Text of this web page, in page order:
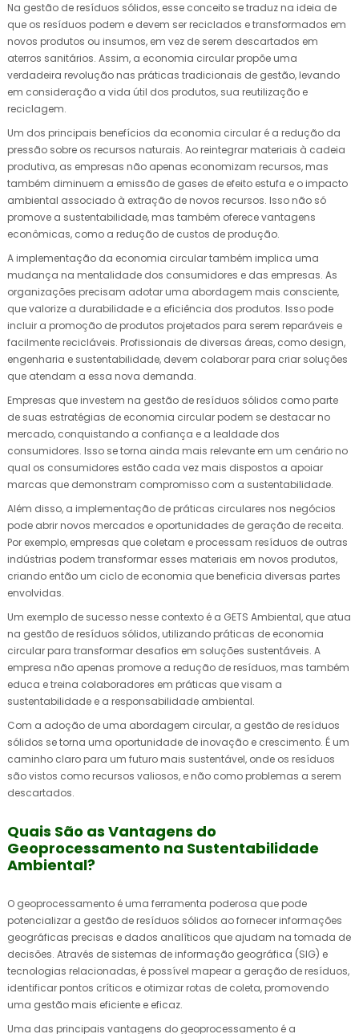
Na gestão de resíduos sólidos, esse conceito se traduz na ideia de
que os resíduos podem e devem ser reciclados e transformados em
novos produtos ou insumos, em vez de serem descartados em
aterros sanitários. Assim, a economia circular propõe uma
verdadeira revolução nas práticas tradicionais de gestão, levando
em consideração a vida útil dos produtos, sua reutilização e
reciclagem.
Um dos principais benefícios da economia circular é a redução da
pressão sobre os recursos naturais. Ao reintegrar materiais à cadeia
produtiva, as empresas não apenas economizam recursos, mas
também diminuem a emissão de gases de efeito estufa e o impacto
ambiental associado à extração de novos recursos. Isso não só
promove a sustentabilidade, mas também oferece vantagens
econômicas, como a redução de custos de produção.
A implementação da economia circular também implica uma
mudança na mentalidade dos consumidores e das empresas. As
organizações precisam adotar uma abordagem mais consciente,
que valorize a durabilidade e a eficiência dos produtos. Isso pode
incluir a promoção de produtos projetados para serem reparáveis e
facilmente recicláveis. Profissionais de diversas áreas, como design,
engenharia e sustentabilidade, devem colaborar para criar soluções
que atendam a essa nova demanda.
Empresas que investem na gestão de resíduos sólidos como parte
de suas estratégias de economia circular podem se destacar no
mercado, conquistando a confiança e a lealdade dos
consumidores. Isso se torna ainda mais relevante em um cenário no
qual os consumidores estão cada vez mais dispostos a apoiar
marcas que demonstram compromisso com a sustentabilidade.
Além disso, a implementação de práticas circulares nos negócios
pode abrir novos mercados e oportunidades de geração de receita.
Por exemplo, empresas que coletam e processam resíduos de outras
indústrias podem transformar esses materiais em novos produtos,
criando então um ciclo de economia que beneficia diversas partes
envolvidas.
Um exemplo de sucesso nesse contexto é a GETS Ambiental, que atua
na gestão de resíduos sólidos, utilizando práticas de economia
circular para transformar desafios em soluções sustentáveis. A
empresa não apenas promove a redução de resíduos, mas também
educa e treina colaboradores em práticas que visam a
sustentabilidade e a responsabilidade ambiental.
Com a adoção de uma abordagem circular, a gestão de resíduos
sólidos se torna uma oportunidade de inovação e crescimento. É um
caminho claro para um futuro mais sustentável, onde os resíduos
são vistos como recursos valiosos, e não como problemas a serem
descartados.
Quais São as Vantagens do
Geoprocessamento na Sustentabilidade
Ambiental?
O geoprocessamento é uma ferramenta poderosa que pode
potencializar a gestão de resíduos sólidos ao fornecer informações
geográficas precisas e dados analíticos que ajudam na tomada de
decisões. Através de sistemas de informação geográfica (SIG) e
tecnologias relacionadas, é possível mapear a geração de resíduos,
identificar pontos críticos e otimizar rotas de coleta, promovendo
uma gestão mais eficiente e eficaz.
Uma das principais vantagens do geoprocessamento é a